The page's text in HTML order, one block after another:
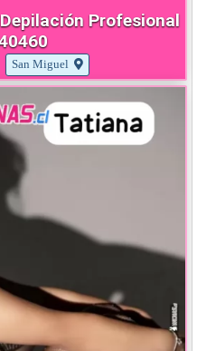
Profesional
San Miguel